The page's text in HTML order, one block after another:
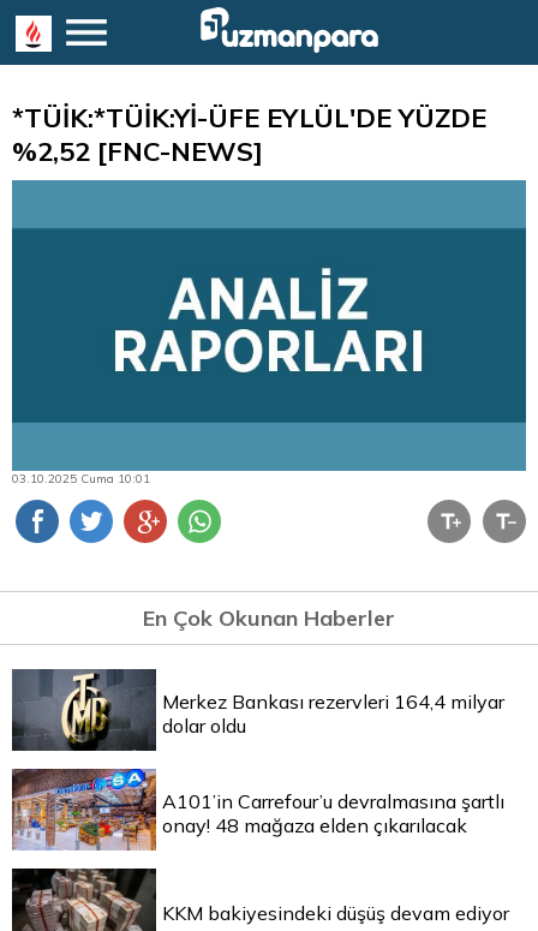
*TÜİK:*TÜİK:Yİ-ÜFE EYLÜL'DE YÜZDE
%2,52 [FNC-NEWS]
03.10.2025 Cuma 10:01
En Çok Okunan Haberler
Merkez Bankası rezervleri 164,4 milyar
dolar oldu
A101’in Carrefour’u devralmasına şartlı
onay! 48 mağaza elden çıkarılacak
KKM bakiyesindeki düşüş devam ediyor